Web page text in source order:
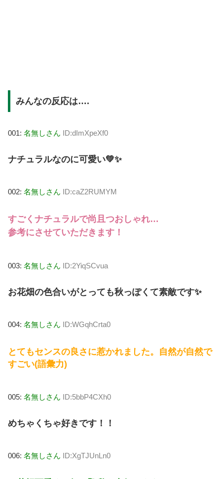
みんなの反応は….
001: 名無しさん ID:dImXpeXf0
ナチュラルなのに可愛い💚✨
002: 名無しさん ID:caZ2RUMYM
すごくナチュラルで尚且つおしゃれ…
参考にさせていただきます！
003: 名無しさん ID:2YiqSCvua
お花畑の色合いがとっても秋っぽくて素敵です✨
004: 名無しさん ID:WGqhCrta0
とてもセンスの良さに惹かれました。自然が自然で
すごい(語彙力)
005: 名無しさん ID:5bbP4CXh0
めちゃくちゃ好きです！！
006: 名無しさん ID:XgTJUnLn0